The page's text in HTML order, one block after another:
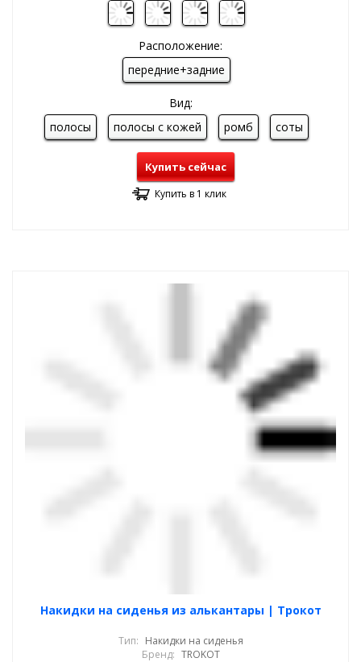
Расположение:
передние+задние
Вид:
полосы
полосы с кожей ромб соты
Купить сейчас
Купить в 1 клик
Накидки на сиденья из алькантары | Трокот
Тип: Накидки на сиденья
Бренд: TROKOT